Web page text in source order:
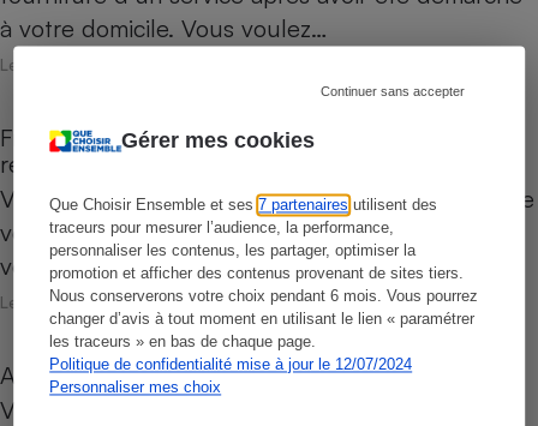
Gérer mes cookies
Que Choisir Ensemble et ses7 partenaires utilisent des
traceurs pour mesurer l’audience, la performance,
personnaliser les contenus, les partager, optimiser la
promotion et afficher des contenus provenant de sites tiers.
Nous conserverons votre choix pendant 6 mois. Vous pourrez
changer d’avis à tout moment en utilisant le lien « paramétrer
les traceurs » en bas de chaque page.
Politique de confidentialité mise à jour le 12/07/2024
Personnaliser mes choix
Continuer sans accepter
à votre domicile. Vous voulez…
Le 10 mars 2025
Fraude à la carte bancaire - Demande de
remboursement
Vous avez constaté une utilisation frauduleuse de
votre carte bancaire. Vous souhaitez en informer
votre banque pour…
Le 10 mars 2025
Artisans - Responsabilité en cas de dégâts
Vous avez remis à votre teinturier un vêtement,